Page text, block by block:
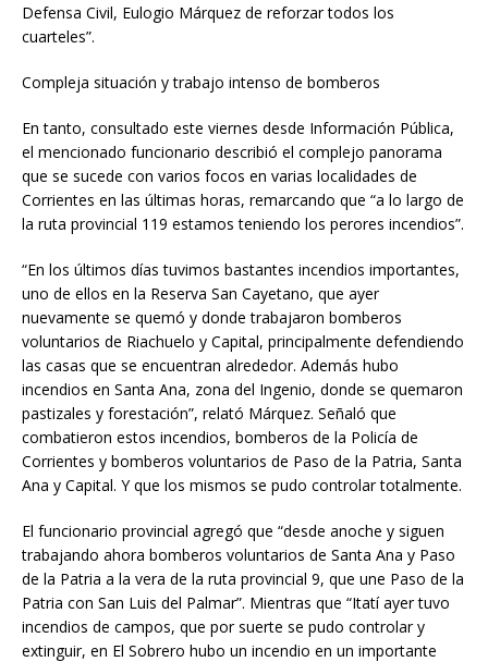
Defensa Civil, Eulogio Márquez de reforzar todos los
cuarteles”.
Compleja situación y trabajo intenso de bomberos
En tanto, consultado este viernes desde Información Pública,
el mencionado funcionario describió el complejo panorama
que se sucede con varios focos en varias localidades de
Corrientes en las últimas horas, remarcando que “a lo largo de
la ruta provincial 119 estamos teniendo los perores incendios”.
“En los últimos días tuvimos bastantes incendios importantes,
uno de ellos en la Reserva San Cayetano, que ayer
nuevamente se quemó y donde trabajaron bomberos
voluntarios de Riachuelo y Capital, principalmente defendiendo
las casas que se encuentran alrededor. Además hubo
incendios en Santa Ana, zona del Ingenio, donde se quemaron
pastizales y forestación”, relató Márquez. Señaló que
combatieron estos incendios, bomberos de la Policía de
Corrientes y bomberos voluntarios de Paso de la Patria, Santa
Ana y Capital. Y que los mismos se pudo controlar totalmente.
El funcionario provincial agregó que “desde anoche y siguen
trabajando ahora bomberos voluntarios de Santa Ana y Paso
de la Patria a la vera de la ruta provincial 9, que une Paso de la
Patria con San Luis del Palmar”. Mientras que “Itatí ayer tuvo
incendios de campos, que por suerte se pudo controlar y
extinguir, en El Sobrero hubo un incendio en un importante